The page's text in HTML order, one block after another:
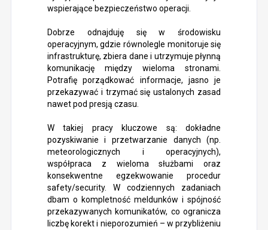
wspierające bezpieczeństwo operacji.
Dobrze odnajduję się w środowisku
operacyjnym, gdzie równolegle monitoruje się
infrastrukturę, zbiera dane i utrzymuje płynną
komunikację między wieloma stronami.
Potrafię porządkować informacje, jasno je
przekazywać i trzymać się ustalonych zasad
nawet pod presją czasu.
W takiej pracy kluczowe są: dokładne
pozyskiwanie i przetwarzanie danych (np.
meteorologicznych i operacyjnych),
współpraca z wieloma służbami oraz
konsekwentne egzekwowanie procedur
safety/security. W codziennych zadaniach
dbam o kompletność meldunków i spójność
przekazywanych komunikatów, co ogranicza
liczbę korekt i nieporozumień – w przybliżeniu